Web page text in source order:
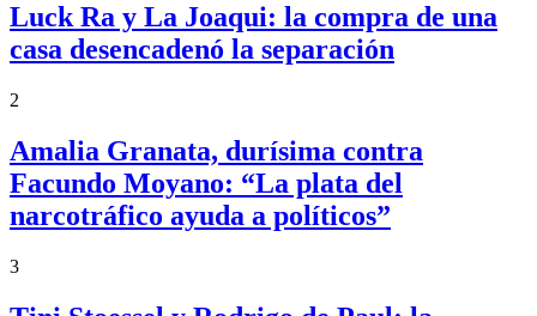
Luck Ra y La Joaqui: la compra de una
casa desencadenó la separación
2
Amalia Granata, durísima contra
Facundo Moyano: “La plata del
narcotráfico ayuda a políticos”
3